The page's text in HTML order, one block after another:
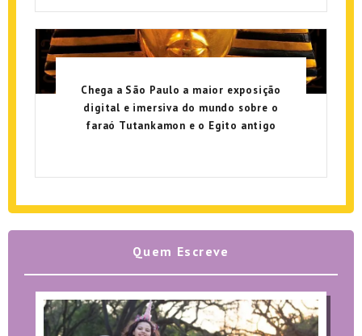
Chega a São Paulo a maior exposição
digital e imersiva do mundo sobre o
faraó Tutankamon e o Egito antigo
Quem Escreve